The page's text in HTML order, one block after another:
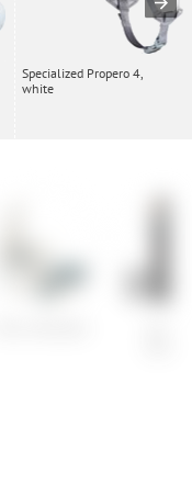
Specialized Propero 4,
white